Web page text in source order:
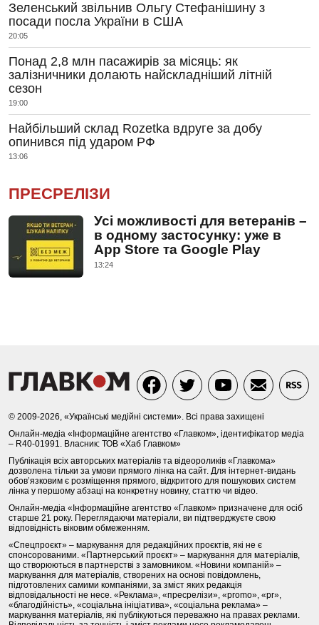
Зеленський звільнив Ольгу Стефанішину з
посади посла України в США
20:05
Понад 2,8 млн пасажирів за місяць: як
залізничники долають найскладніший літній
сезон
19:00
Найбільший склад Rozetka вдруге за добу
опинився під ударом РФ
13:06
ПРЕСРЕЛІЗИ
Усі можливості для ветеранів –
в одному застосунку: уже в
App Store та Google Play
13:24
© 2009-2026, «Українські медійні системи». Всі права захищені
Онлайн-медіа «Інформаційне агентство «Главком», ідентифікатор медіа
– R40-01991. Власник: ТОВ «Хаб Главком»
Публікація всіх авторських матеріалів та відеороликів «Главкома»
дозволена тільки за умови прямого лінка на сайт. Для інтернет-видань
обов’язковим є розміщення прямого, відкритого для пошукових систем
лінка у першому абзаці на конкретну новину, статтю чи відео.
Онлайн-медіа «Інформаційне агентство «Главком» призначене для осіб
старше 21 року. Переглядаючи матеріали, ви підтверджуєте свою
відповідність віковим обмеженням.
«Спецпроєкт» – маркування для редакційних проєктів, які не є
спонсорованими. «Партнерський проєкт» – маркування для матеріалів,
що створюються в партнерстві з замовником. «Новини компаній» –
маркування для матеріалів, створених на основі повідомлень,
підготовлених самими компаніями, за зміст яких редакція
відповідальності не несе. «Реклама», «пресрелізи», «promo», «pr»,
«благодійність», «соціальна ініціатива», «соціальна реклама» –
маркування матеріалів, які публікуються переважно на правах реклами.